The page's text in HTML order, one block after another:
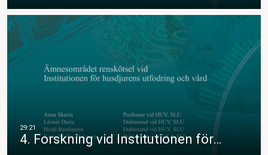
4. Forskning vid Institutionen för…